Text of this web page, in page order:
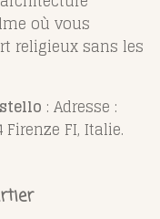
où vous
religieux sans les
: Adresse :
FI, Italie.